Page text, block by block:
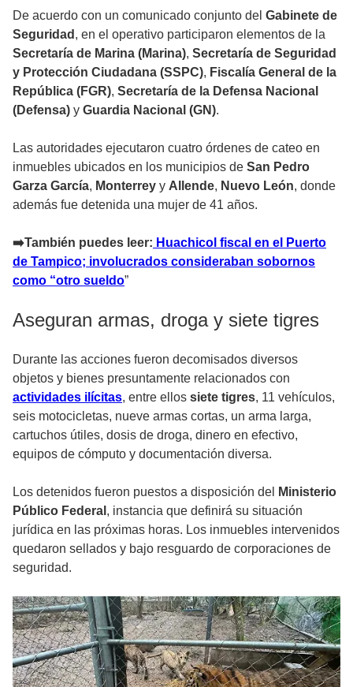
De acuerdo con un comunicado conjunto del Gabinete de
Seguridad , en el operativo participaron elementos de la
Secretaría de Marina (Marina), Secretaría de Seguridad
y Protección Ciudadana (SSPC), Fiscalía General de la
República (FGR), Secretaría de la Defensa Nacional
(Defensa) y Guardia Nacional (GN).
Las autoridades ejecutaron cuatro órdenes de cateo en
inmuebles ubicados en los municipios de San Pedro
Garza García, Monterrey y Allende, Nuevo León, donde
además fue detenida una mujer de 41 años.
➡️También puedes leer: Huachicol fiscal en el Puerto
de Tampico; involucrados consideraban sobornos
como “otro sueldo”
Aseguran armas, droga y siete tigres
Durante las acciones fueron decomisados diversos
objetos y bienes presuntamente relacionados con
actividades ilícitas, entre ellos siete tigres, 11 vehículos,
seis motocicletas, nueve armas cortas, un arma larga,
cartuchos útiles, dosis de droga, dinero en efectivo,
equipos de cómputo y documentación diversa.
Los detenidos fueron puestos a disposición del
Ministerio
Público Federal , instancia que definirá su situación
jurídica en las próximas horas. Los inmuebles intervenidos
quedaron sellados y bajo resguardo de corporaciones de
seguridad.